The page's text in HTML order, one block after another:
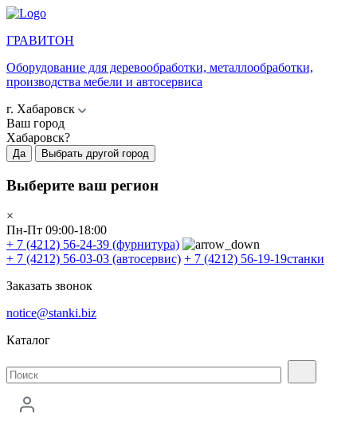
ГРАВИТОН
Оборудование для деревообработки, металлообработки,
производства мебели и автосервиса
г. Хабаровск
Ваш город
Хабаровск?
Да Выбрать другой город
Выберите ваш регион
×
Пн-Пт 09:00-18:00
+ 7 (4212) 56-24-39 (фурнитура)
+ 7 (4212) 56-03-03 (автосервис) + 7 (4212) 56-19-19станки
Заказать звонок
notice@stanki.biz
Каталог